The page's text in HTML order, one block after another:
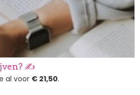
✍️
al voor € 21,50.